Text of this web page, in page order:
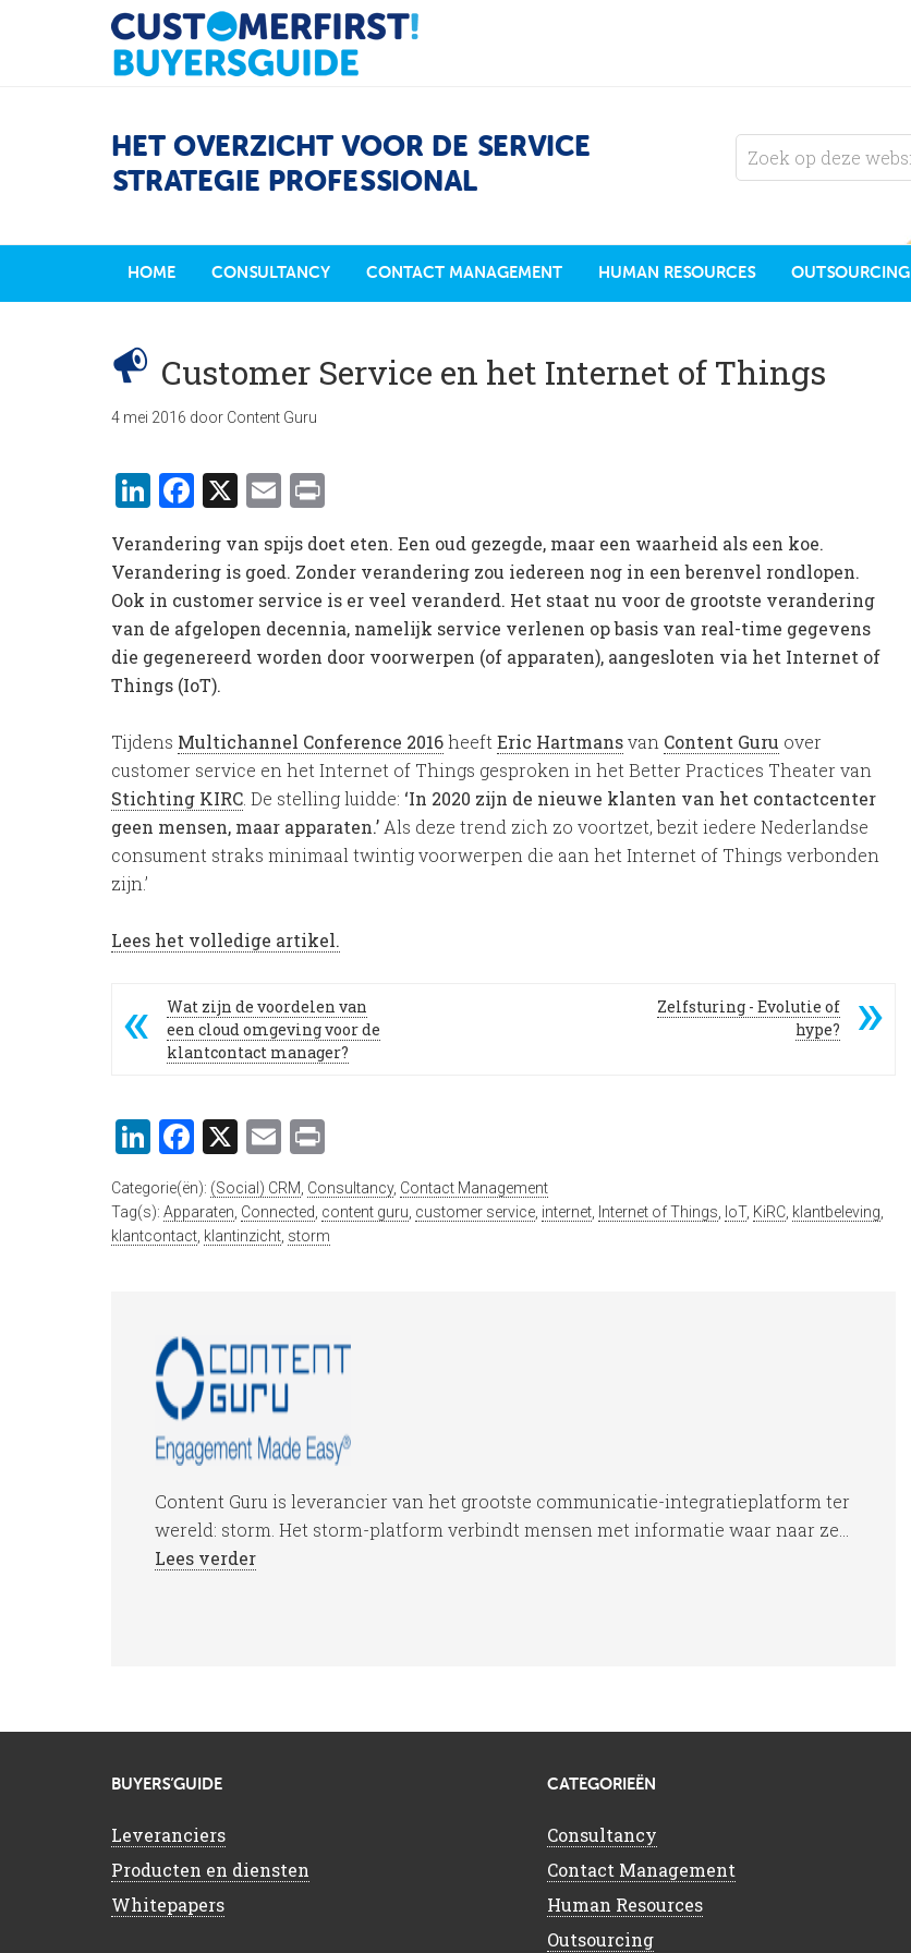
HET OVERZICHT VOOR DE SERVICE
STRATEGIE PROFESSIONAL
HOME CONSULTANCY CONTACT MANAGEMENT HUMAN RESOURCES OUTSOURCING
Customer Service en het Internet of Things
4 mei 2016 door Content Guru
LinkedIn
Facebook
X Email
Verandering van spijs doet eten. Een oud gezegde, maar een waarheid als een koe.
Verandering is goed. Zonder verandering zou iedereen nog in een berenvel rondlopen.
Ook in customer service is er veel veranderd. Het staat nu voor de grootste verandering
van de afgelopen decennia, namelijk service verlenen op basis van real-time gegevens
die gegenereerd worden door voorwerpen (of apparaten), aangesloten via het Internet of
Things (IoT).
Tijdens Multichannel Conference 2016heeft Eric Hartmansvan Content Guru over
customer service en het Internet of Things gesproken in het Better Practices Theater van
Stichting KIRC . De stelling luidde: ‘In 2020 zijn de nieuwe klanten van het contactcenter
geen mensen, maar apparaten.’ Als deze trend zich zo voortzet, bezit iedere Nederlandse
consument straks minimaal twintig voorwerpen die aan het Internet of Things verbonden
zijn.’
Lees het volledige artikel.
Wat zijn de voordelen van
een cloud omgeving voor de
klantcontact manager?
Zelfsturing - Evolutie of
hype?
LinkedIn
Facebook
X Email
Categorie(ën): (Social) CRM Consultancy, Contact Management
Tag(s): Apparaten Connected content guru customer service internet Internet of Things IoT, KiRC klantbeleving
klantcontact klantinzicht storm
Content Guru is leverancier van het grootste communicatie-integratieplatform ter
wereld: storm. Het storm-platform verbindt mensen met informatie waar naar ze...
Lees verder
BUYERS’GUIDE
Leveranciers
Producten en diensten
Whitepapers
CATEGORIEËN
Consultancy
Contact Management
Human Resources
Outsourcing